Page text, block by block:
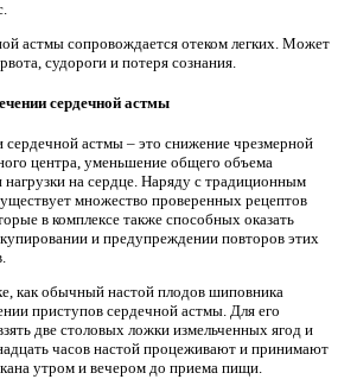
астмы сопровождается отеком легких. Может
судороги и потеря сознания.
сердечной астмы
сердечной астмы – это снижение чрезмерной
центра, уменьшение общего объема
на сердце. Наряду с традиционным
множество проверенных рецептов
в комплексе также способных оказать
и предупреждении повторов этих
как обычный настой плодов шиповника
приступов сердечной астмы. Для его
две столовых ложки измельченных ягод и
часов настой процеживают и принимают
утром и вечером до приема пищи.